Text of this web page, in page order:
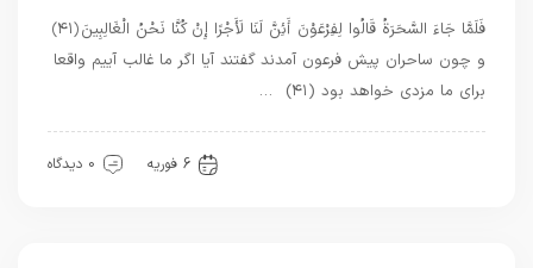
فَلَمَّا جَاءَ السَّحَرَةُ قَالُوا لِفِرْعَوْنَ أَئِنَّ لَنَا لَأَجْرًا إِنْ كُنَّا نَحْنُ الْغَالِبِينَ ﴿۴۱﴾
و چون ساحران پيش فرعون آمدند گفتند آيا اگر ما غالب آييم واقعا
براى ما مزدى خواهد بود (۴۱) …
6 فوریه 0 دیدگاه